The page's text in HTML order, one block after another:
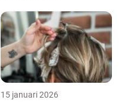
15 januari 2026